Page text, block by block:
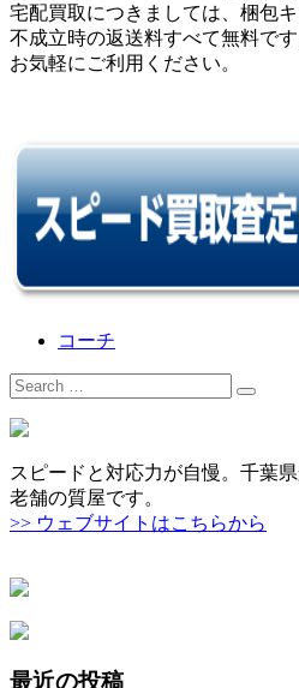
宅配買取につきましては、梱包
不成立時の返送料すべて無料です
お気軽にご利用ください。
コーチ
Search
for:
スピードと対応力が自慢。千葉
老舗の質屋です。
>> ウェブサイトはこちらから
最近の投稿